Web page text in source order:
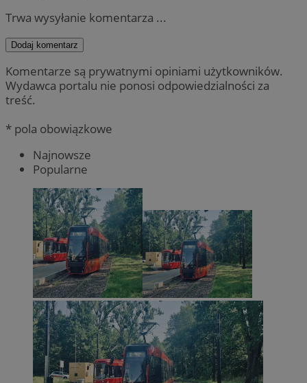
Trwa wysyłanie komentarza ...
Dodaj komentarz
Komentarze są prywatnymi opiniami użytkowników.
Wydawca portalu nie ponosi odpowiedzialności za
treść.
* pola obowiązkowe
Najnowsze
Popularne